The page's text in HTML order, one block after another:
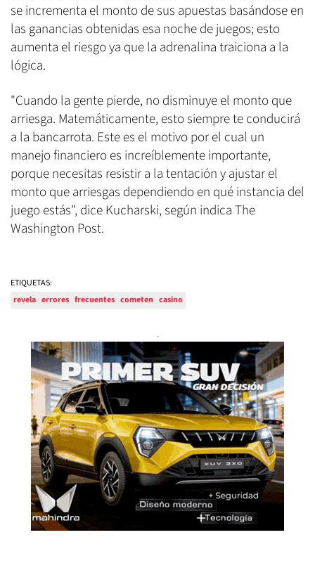
se incrementa el monto de sus apuestas basándose en
las ganancias obtenidas esa noche de juegos; esto
aumenta el riesgo ya que la adrenalina traiciona a la
lógica.
"Cuando la gente pierde, no disminuye el monto que
arriesga. Matemáticamente, esto siempre te conducirá
a la bancarrota. Este es el motivo por el cual un
manejo financiero es increíblemente importante,
porque necesitas resistir a la tentación y ajustar el
monto que arriesgas dependiendo en qué instancia del
juego estás", dice Kucharski, según indica The
Washington Post.
ETIQUETAS:
revela errores frecuentes cometen casino